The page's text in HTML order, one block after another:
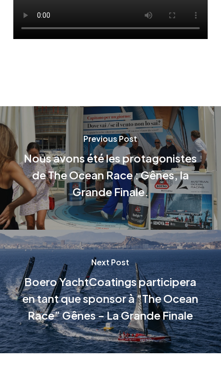
Previous Post
Nous avons été les protagonistes
de The Ocean Race : Gênes, la
Grande Finale.
Next Post
Boero YachtCoatings participera
en tant que sponsor à “The Ocean
Race” Gênes – La Grande Finale